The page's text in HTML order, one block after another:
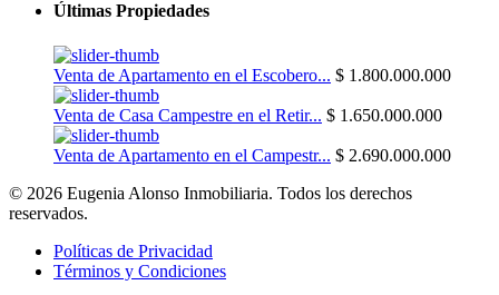
Últimas Propiedades
Venta de Apartamento en el Escobero... $ 1.800.000.000
Venta de Casa Campestre en el Retir... $ 1.650.000.000
Venta de Apartamento en el Campestr... $ 2.690.000.000
© 2026 Eugenia Alonso Inmobiliaria. Todos los derechos
reservados.
Políticas de Privacidad
Términos y Condiciones